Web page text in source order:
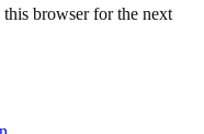
browser for the next